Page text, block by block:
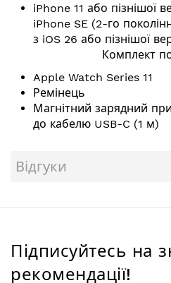
iPhone 11 або пізнішої
iPhone SE (2-го
з iOS 26 або пізнішої
Комплект
Apple Watch Series 11
Ремінець
Магнітний зарядний
до кабелю USB-C (1 м)
Відгуки
Підписуйтесь на
рекомендації!